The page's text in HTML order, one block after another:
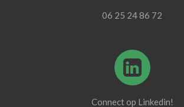
06 25 24 86 72
Connect op Linkedin!